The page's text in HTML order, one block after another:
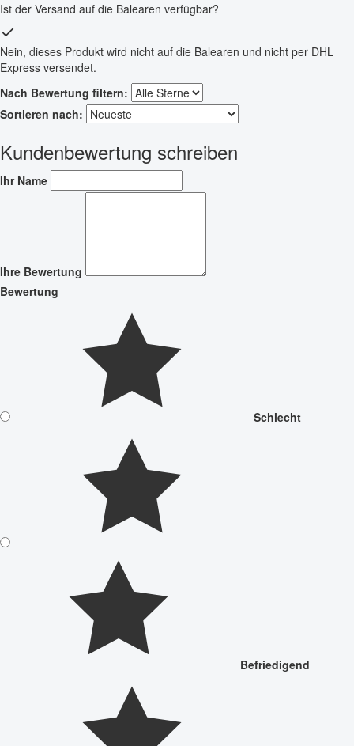
Ist der Versand auf die Balearen verfügbar?
Nein, dieses Produkt wird nicht auf die Balearen und nicht per DHL
Express versendet.
Nach Bewertung filtern:
Sortieren nach:
Kundenbewertung schreiben
Ihr Name
Ihre Bewertung
Bewertung
Schlecht
Befriedigend